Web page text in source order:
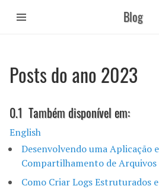
para
Blog
Posts do ano 2023
Também disponível em:
English
Desenvolvendo uma Aplicação
Compartilhamento de Arquivos
Como Criar Logs Estruturados